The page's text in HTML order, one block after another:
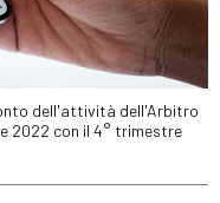
dell'attività dell'Arbitro
2022 con il 4° trimestre